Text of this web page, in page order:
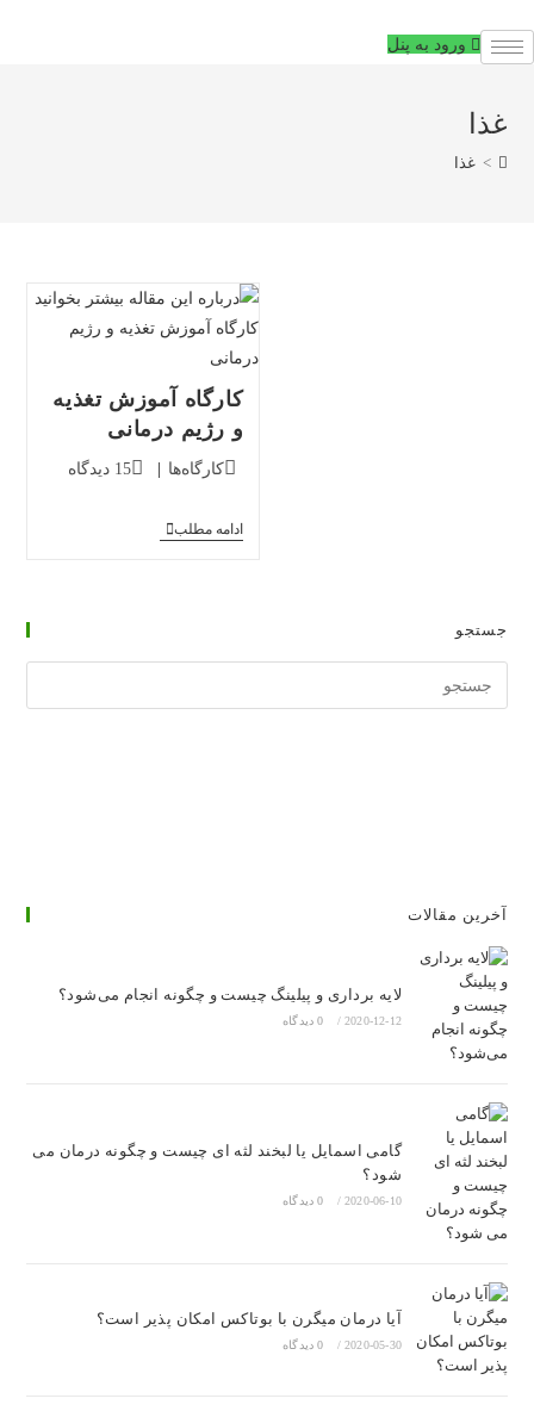
به
ورود به پنل
غذا
> غذا
کارگاه آموزش تغذیه
و رژیم درمانی
دسته‌بندی
کارگاه‌ها
دیدگاه‌های
15 دیدگاه
ادامه مطلبکارگاه
جستجو
وبسایت
آخرین مقالات
لایه برداری و پیلینگ چیست و چگونه انجام می‌شود؟
2020-12-12
/ 0 دیدگاه
گامی اسمایل یا لبخند لثه ای چیست و چگونه درمان می
شود؟
2020-06-10
/ 0 دیدگاه
آیا درمان میگرن با بوتاکس امکان پذیر است؟
2020-05-30
/ 0 دیدگاه